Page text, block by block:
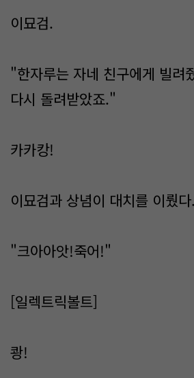
이묘검.
"한자루는 자네 친구에게 빌려
다시 돌려받았죠."
카카캉!
이묘검과 상념이 대치를 이뤘다.
"크아아앗!죽어!"
[일렉트릭볼트]
쾅!